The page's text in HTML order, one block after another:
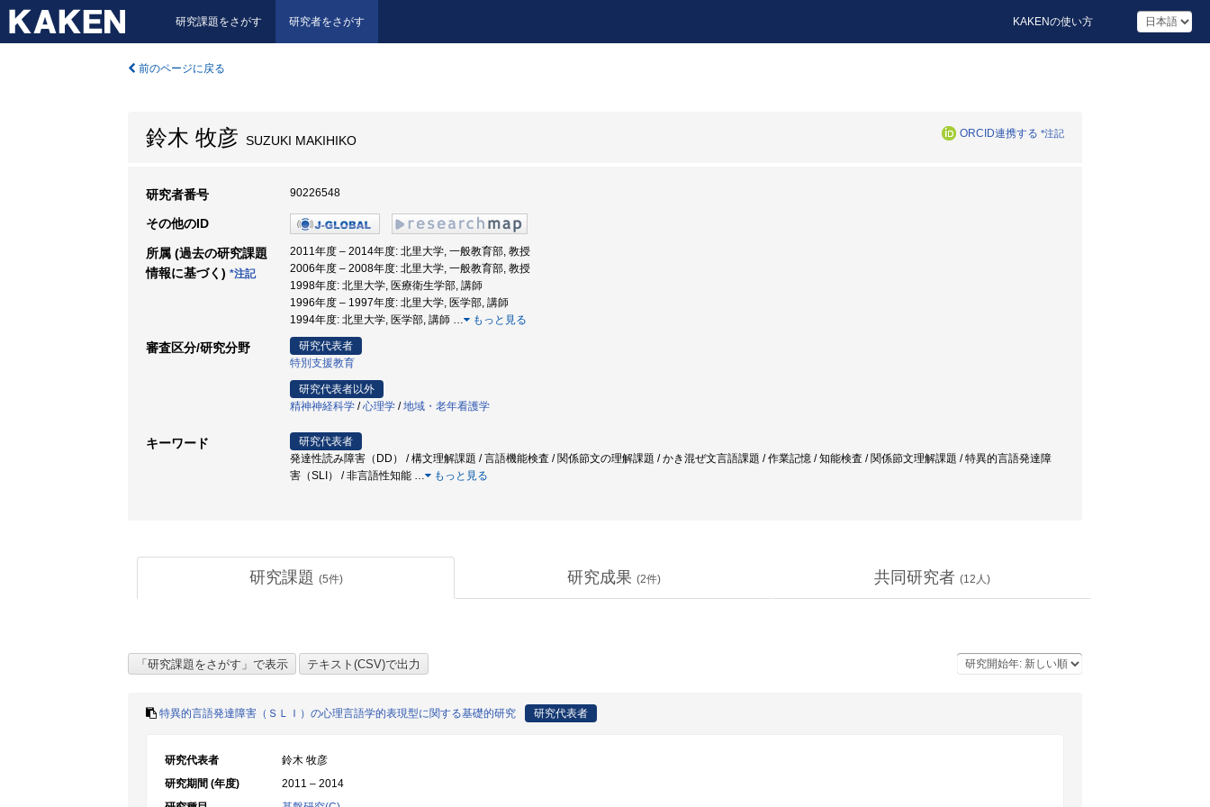
研究課題をさがす 研究者をさがす KAKENの使い方
前のページに戻る
鈴木 牧彦 SUZUKI MAKIHIKO ORCID連携する *注記
研究者番号 90226548
その他のID
所属 (過去の研究課題
情報に基づく) *注記
2011年度 – 2014年度: 北里大学, 一般教育部, 教授
2006年度 – 2008年度: 北里大学, 一般教育部, 教授
1998年度: 北里大学, 医療衛生学部, 講師
1996年度 – 1997年度: 北里大学, 医学部, 講師
1994年度: 北里大学, 医学部, 講師 … もっと見る
審査区分/研究分野
研究代表者
特別支援教育
研究代表者以外
精神神経科学 /心理学 /地域・老年看護学
キーワード
研究代表者
発達性読み障害（DD） / 構文理解課題 / 言語機能検査 / 関係節文の理解課題 / かき混ぜ文言語課題 / 作業記憶 / 知能検査 / 関係節文理解課題 / 特異的言語発達障
害（SLI） / 非言語性知能 … もっと見る
研究課題 (5件) 研究成果 (2件) 共同研究者 (12 人)
特異的言語発達障害（ＳＬＩ）の心理言語学的表現型に関する基礎的研究 研究代表者
研究代表者
鈴木 牧彦
研究期間 (年度)
2011 – 2014